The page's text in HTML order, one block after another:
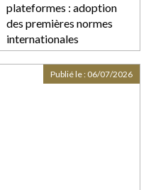
plateformes : adoption
des premières normes
internationales
Publié le : 06/07/2026